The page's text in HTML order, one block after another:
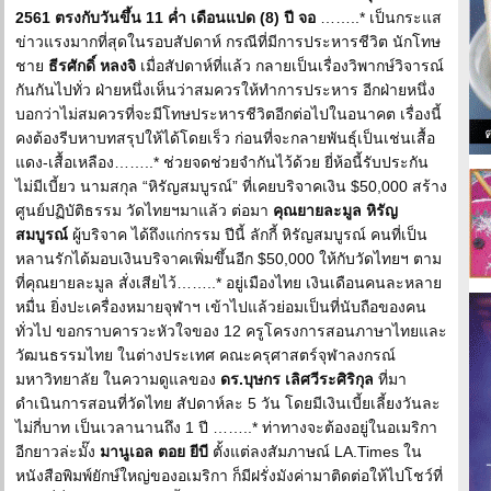
2561 ตรงกับวันขึ้น 11 ค่ำ เดือนแปด (8) ปี จอ ……..* เป็นกระแส
ข่าวแรงมากที่สุดในรอบสัปดาห์ กรณีที่มีการประหารชีวิต นักโทษ
ชาย ธีรศักดิ์ หลงจิ เมื่อสัปดาห์ที่แล้ว กลายเป็นเรื่องวิพากษ์วิจารณ์
กันกันไปทั่ว ฝ่ายหนึ่งเห็นว่าสมควรให้ทำการประหาร อีกฝ่ายหนึ่ง
บอกว่าไม่สมควรที่จะมีโทษประหารชีวิตอีกต่อไปในอนาคต เรื่องนี้
คงต้องรีบหาบทสรุปให้ได้โดยเร็ว ก่อนที่จะกลายพันธุ์เป็นเช่นเสื้อ
แดง-เสื้อเหลือง……..* ช่วยจดช่วยจำกันไว้ด้วย ยี่ห้อนี้รับประกัน
ไม่มีเบี้ยว นามสกุล “หิรัญสมบูรณ์” ที่เคยบริจาคเงิน $50,000 สร้าง
ศูนย์ปฏิบัติธรรม วัดไทยฯมาแล้ว ต่อมา คุณยายละมูล หิรัญ
สมบูรณ์ ผู้บริจาค ได้ถึงแก่กรรม ปีนี้ ลักกี้ หิรัญสมบูรณ์ คนที่เป็น
หลานรักได้มอบเงินบริจาคเพิ่มขึ้นอีก $50,000 ให้กับวัดไทยฯ ตาม
ที่คุณยายละมูล สั่งเสียไว้……..* อยู่เมืองไทย เงินเดือนคนละหลาย
หมื่น ยิ่งปะเครื่องหมายจุฬาฯ เข้าไปแล้วย่อมเป็นที่นับถือของคน
ทั่วไป ขอกราบคารวะหัวใจของ 12 ครูโครงการสอนภาษาไทยและ
วัฒนธรรมไทย ในต่างประเทศ คณะครุศาสตร์จุฬาลงกรณ์
มหาวิทยาลัย ในความดูแลของ ดร.บุษกร เลิศวีระศิริกุล ที่มา
ดำเนินการสอนที่วัดไทย สัปดาห์ละ 5 วัน โดยมีเงินเบี้ยเลี้ยงวันละ
ไม่กี่บาท เป็นเวลานานถึง 1 ปี ……..* ท่าทางจะต้องอยู่ในอเมริกา
อีกยาวล่ะมั๊ง มานูเอล ตอย ยีบี ตั้งแต่ลงสัมภาษณ์ LA.Times ใน
หนังสือพิมพ์ยักษ์ใหญ่ของอเมริกา ก็มีฝรั่งมังค่ามาติดต่อให้ไปโชว์ที่